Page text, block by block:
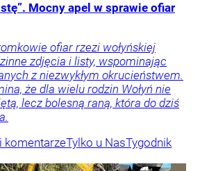
Mocny apel w sprawie ofiar
ofiar rzezi wołyńskiej
zdjęcia i listy, wspominając
z niezwykłym okrucieństwem.
że dla wielu rodzin Wołyń nie
lecz bolesną raną, która do dziś
komentarzeTylko u NasTygodnik